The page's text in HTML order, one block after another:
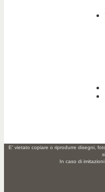
E' vietato copiare o riprodurre disegni,
In caso di